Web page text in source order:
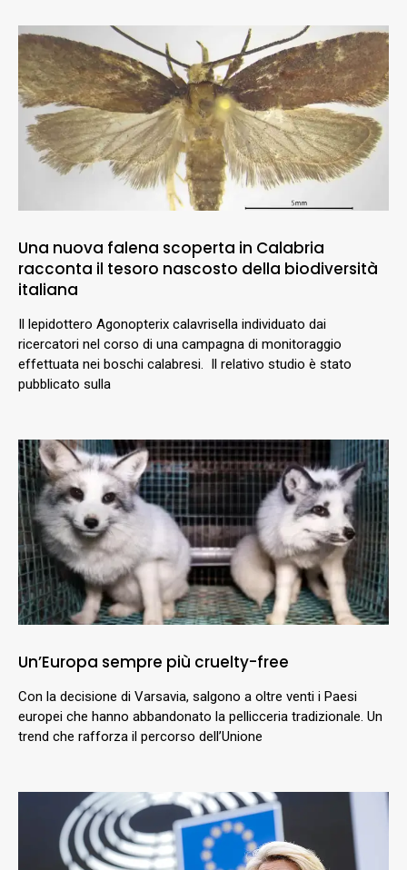
Una nuova falena scoperta in Calabria
racconta il tesoro nascosto della biodiversità
italiana
Il lepidottero Agonopterix calavrisella individuato dai
ricercatori nel corso di una campagna di monitoraggio
effettuata nei boschi calabresi. Il relativo studio è stato
pubblicato sulla
Un’Europa sempre più cruelty-free
Con la decisione di Varsavia, salgono a oltre venti i Paesi
europei che hanno abbandonato la pellicceria tradizionale. Un
trend che rafforza il percorso dell’Unione